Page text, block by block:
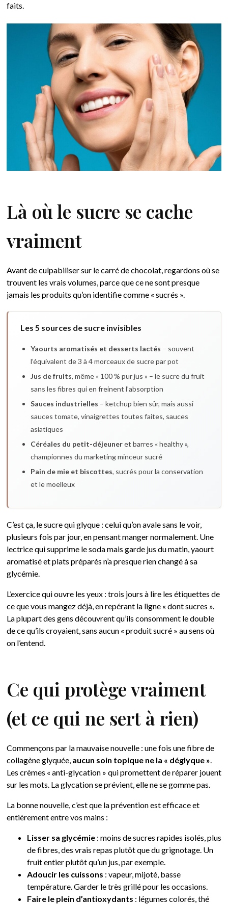
faits.
Là où le sucre se cache
vraiment
Avant de culpabiliser sur le carré de chocolat, regardons où se
trouvent les vrais volumes, parce que ce ne sont presque
jamais les produits qu’on identifie comme « sucrés ».
Les 5 sources de sucre invisibles
Yaourts aromatisés et desserts lactés – souvent
l’équivalent de 3 à 4 morceaux de sucre par pot
Jus de fruits, même « 100 % pur jus » – le sucre du fruit
sans les fibres qui en freinent l’absorption
Sauces industrielles – ketchup bien sûr, mais aussi
sauces tomate, vinaigrettes toutes faites, sauces
asiatiques
Céréales du petit-déjeuneret barres « healthy »,
championnes du marketing minceur sucré
Pain de mie et biscottes, sucrés pour la conservation
et le moelleux
C’est ça, le sucre qui glyque : celui qu’on avale sans le voir,
plusieurs fois par jour, en pensant manger normalement. Une
lectrice qui supprime le soda mais garde jus du matin, yaourt
aromatisé et plats préparés n’a presque rien changé à sa
glycémie.
L’exercice qui ouvre les yeux : trois jours à lire les étiquettes de
ce que vous mangez déjà, en repérant la ligne « dont sucres ».
La plupart des gens découvrent qu’ils consomment le double
de ce qu’ils croyaient, sans aucun « produit sucré » au sens où
on l’entend.
Ce qui protège vraiment
(et ce qui ne sert à rien)
Commençons par la mauvaise nouvelle : une fois une fibre de
collagène glyquée, aucun soin topique ne la « déglyque ».
Les crèmes « anti-glycation » qui promettent de réparer jouent
sur les mots. La glycation se prévient, elle ne se gomme pas.
La bonne nouvelle, c’est que la prévention est efficace et
entièrement entre vos mains :
Lisser sa glycémie : moins de sucres rapides isolés, plus
de fibres, des vrais repas plutôt que du grignotage. Un
fruit entier plutôt qu’un jus, par exemple.
Adoucir les cuissons : vapeur, mijoté, basse
température. Garder le très grillé pour les occasions.
Faire le plein d’antioxydants : légumes colorés, thé